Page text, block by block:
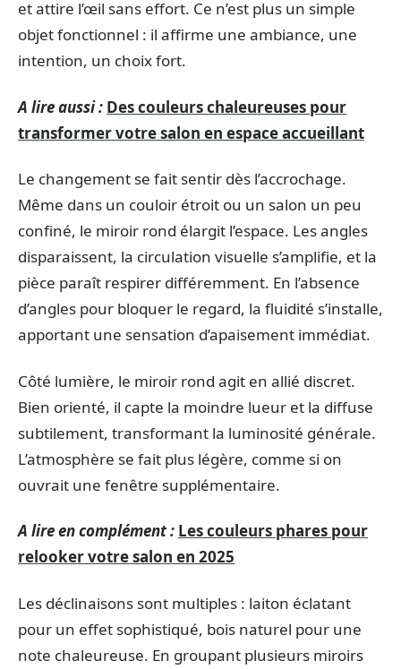
et attire l’œil sans effort. Ce n’est plus un simple
objet fonctionnel : il affirme une ambiance, une
intention, un choix fort.
A lire aussi : Des couleurs chaleureuses pour
transformer votre salon en espace accueillant
Le changement se fait sentir dès l’accrochage.
Même dans un couloir étroit ou un salon un peu
confiné, le miroir rond élargit l’espace. Les angles
disparaissent, la circulation visuelle s’amplifie, et la
pièce paraît respirer différemment. En l’absence
d’angles pour bloquer le regard, la fluidité s’installe,
apportant une sensation d’apaisement immédiat.
Côté lumière, le miroir rond agit en allié discret.
Bien orienté, il capte la moindre lueur et la diffuse
subtilement, transformant la luminosité générale.
L’atmosphère se fait plus légère, comme si on
ouvrait une fenêtre supplémentaire.
A lire en complément : Les couleurs phares pour
relooker votre salon en 2025
Les déclinaisons sont multiples : laiton éclatant
pour un effet sophistiqué, bois naturel pour une
note chaleureuse. En groupant plusieurs miroirs